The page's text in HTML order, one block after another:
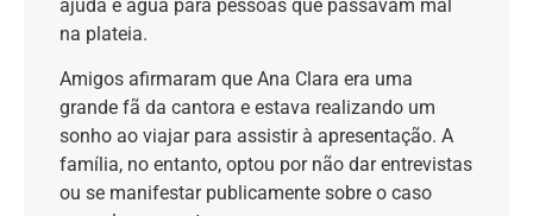
ajuda e água para pessoas que passavam mal
na plateia.
Amigos afirmaram que Ana Clara era uma
grande fã da cantora e estava realizando um
sonho ao viajar para assistir à apresentação. A
família, no entanto, optou por não dar entrevistas
ou se manifestar publicamente sobre o caso